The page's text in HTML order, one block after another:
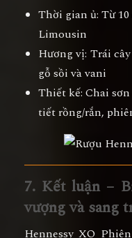
Thời gian ủ: Từ
Limousin
Hương vị: Trái
gỗ sồi và vani
Thiết kế: Chai
tiết rồng/rắn,
7. Kết luận –
vượng và sang
Hennessy XO